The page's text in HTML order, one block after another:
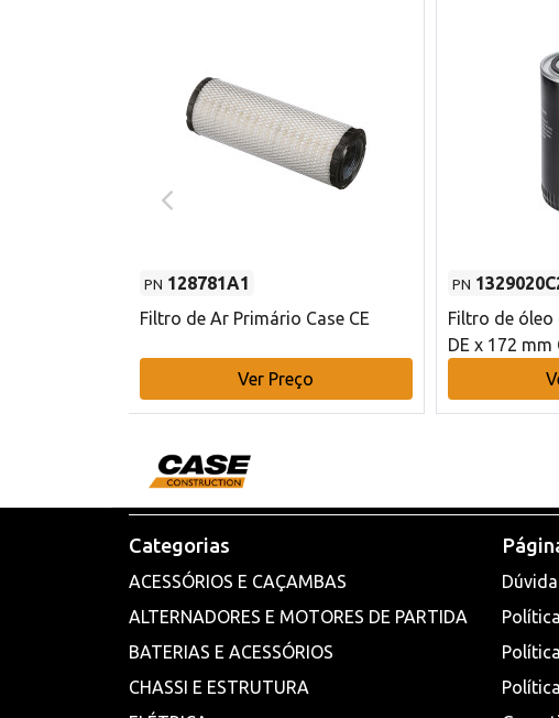
PN 128781A1
Filtro de Ar Primário Case CE
Ver Preço
PN
Filtro de
DE x 172 mm
Categorias
ACESSÓRIOS E CAÇAMBAS
ALTERNADORES E MOTORES DE PARTIDA
BATERIAS E ACESSÓRIOS
CHASSI E ESTRUTURA